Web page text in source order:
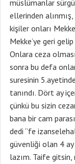
müslümanlar
ellerinden
kişiler onları
Mekke’ye geri
Onlara ceza
sonra bu defa
suresinin
tanındı. Dört ay
çünkü bu sizin
bana bir cam
dedi “fe
güvenliği olan 4 ay
lazım. Taife